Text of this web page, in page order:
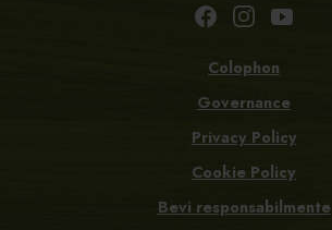
Colophon
Governance
Privacy Policy
Cookie Policy
Bevi responsabilmente